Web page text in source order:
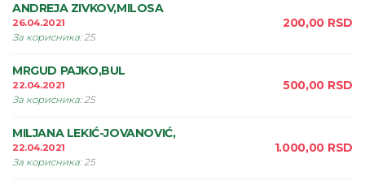
ANDREJA ZIVKOV,MILOSA
26.04.2021
За корисника:25
200,00 RSD
MRGUD PAJKO,BUL
22.04.2021
За корисника:25
500,00 RSD
MILJANA LEKIĆ-JOVANOVIĆ,
22.04.2021
За корисника:25
1.000,00 RSD